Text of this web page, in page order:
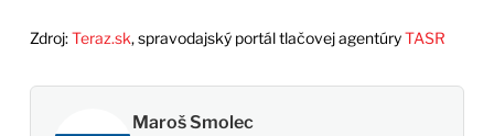
Zdroj:Teraz.sk, spravodajský portál tlačovej agentúryTASR
Maroš Smolec